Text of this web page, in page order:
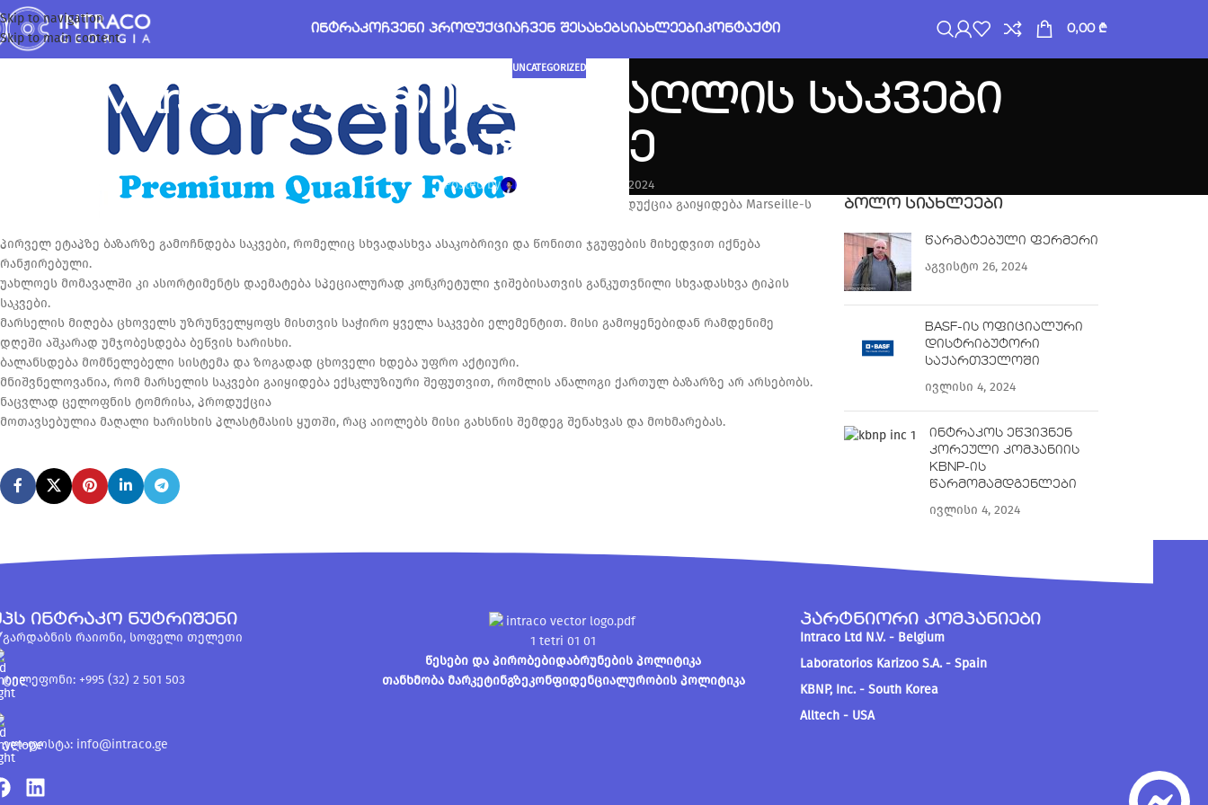
Skip to navigation
Skip to main content
ᲘᲜᲢᲠᲐᲙᲝᲩᲕᲔᲜᲘ ᲞᲠᲝᲓᲣᲥᲪᲘᲐᲩᲕᲔᲜ ᲨᲔᲡᲐᲮᲔᲑᲡᲘᲐᲮᲚᲔᲔᲑᲘᲙᲝᲜᲢᲐᲥᲢᲘ 0,00 ₾
UNCATEGORIZED
Marseille-ის ბრენდის ძაღლის საკვები
ბაზარზე
Posted by
On ივლისი 4, 2024
ინტრაკომ დაიწყო უმაღლესი ხარისხის ძაღლისა და კატის საკვების იმპორტი საფრანგეთიდან. პროდუქცია გაიყიდება Marseille-ს
პირველ ეტაპზე ბაზარზე გამოჩნდება საკვები, რომელიც სხვადასხვა ასაკობრივი და წონითი ჯგუფების მიხედვით იქნება
რანჟირებული.
უახლოეს მომავალში კი ასორტიმენტს დაემატება სპეციალურად კონკრეტული ჯიშებისათვის განკუთვნილი სხვადასხვა ტიპის
საკვები.
მარსელის მიღება ცხოველს უზრუნველყოფს მისთვის საჭირო ყველა საკვები ელემენტით. მისი გამოყენებიდან რამდენიმე
დღეში აშკარად უმჯობესდება ბეწვის ხარისხი.
ბალანსდება მომნელებელი სისტემა და ზოგადად ცხოველი ხდება უფრო აქტიური.
მნიშვნელოვანია, რომ მარსელის საკვები გაიყიდება ექსკლუზიური შეფუთვით, რომლის ანალოგი ქართულ ბაზარზე არ არსებობს.
ნაცვლად ცელოფნის ტომრისა, პროდუქცია
მოთავსებულია მაღალი ხარისხის პლასტმასის ყუთში, რაც აიოლებს მისი გახსნის შემდეგ შენახვას და მოხმარებას.
ᲑᲝᲚᲝ ᲡᲘᲐᲮᲚᲔᲔᲑᲘ
წარმატებული ფერმერი
აგვისტო 26, 2024
BASF-ის ოფიციალური
დისტრიბუტორი
საქართველოში
ივლისი 4, 2024
ინტრაკოს ეწვივნენ
კორეული კომპანიის
KBNP-ის
წარმომამდგენლები
ივლისი 4, 2024
ინტრაკო ნუტრიშენი
გარდაბნის რაიონი, სოფელი თელეთი
ტელეფონი: +995 (32) 2 501 503
ელ-ფოსტა: info@intraco.ge
წესები და პირობებიდაბრუნების პოლიტიკა
თანხმობა მარკეტინგზეკონფიდენციალურობის პოლიტიკა
პარტნიორი კომპანიები
Intraco Ltd N.V. - Belgium
Laboratorios Karizoo S.A. - Spain
KBNP, Inc. - South Korea
Alltech - USA